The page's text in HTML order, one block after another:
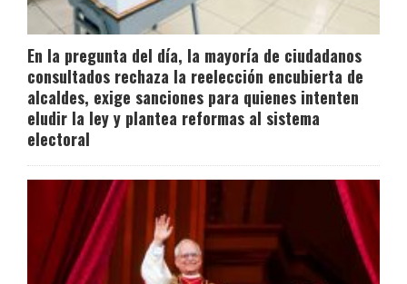
En la pregunta del día, la mayoría de ciudadanos
consultados rechaza la reelección encubierta de
alcaldes, exige sanciones para quienes intenten
eludir la ley y plantea reformas al sistema
electoral